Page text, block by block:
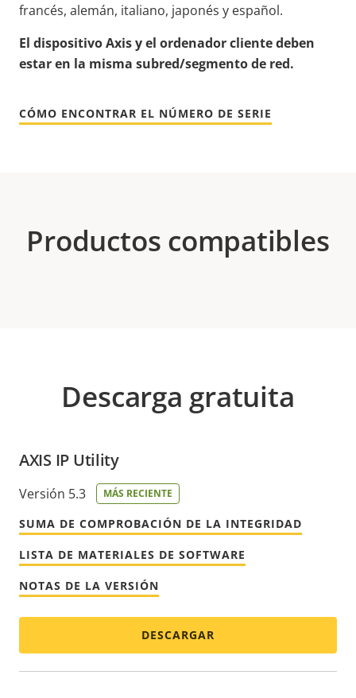
francés, alemán, italiano, japonés y español.
El dispositivo Axis y el ordenador cliente deben
estar en la misma subred/segmento de red.
CÓMO ENCONTRAR EL NÚMERO DE SERIE
Productos compatibles
Descarga gratuita
AXIS IP Utility
Versión 5.3 MÁS RECIENTE
SUMA DE COMPROBACIÓN DE LA INTEGRIDAD
LISTA DE MATERIALES DE SOFTWARE
NOTAS DE LA VERSIÓN
DESCARGAR